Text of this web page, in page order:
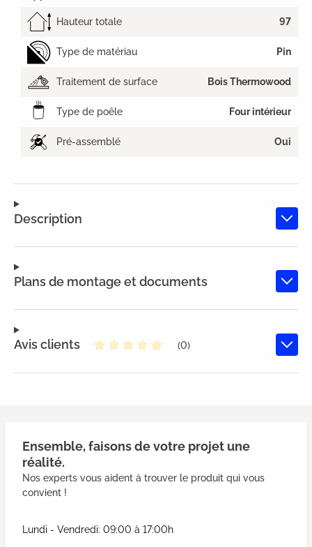
Description
Plans de montage et documents
Avis clients
(0)
Hauteur totale 97
Type de matériau Pin
Traitement de surface Bois Thermowood
Type de poêle Four intérieur
Pré-assemblé Oui
Ensemble, faisons de votre projet une
réalité.
Nos experts vous aident à trouver le produit qui vous
convient !
Lundi - Vendredi: 09:00 à 17:00h